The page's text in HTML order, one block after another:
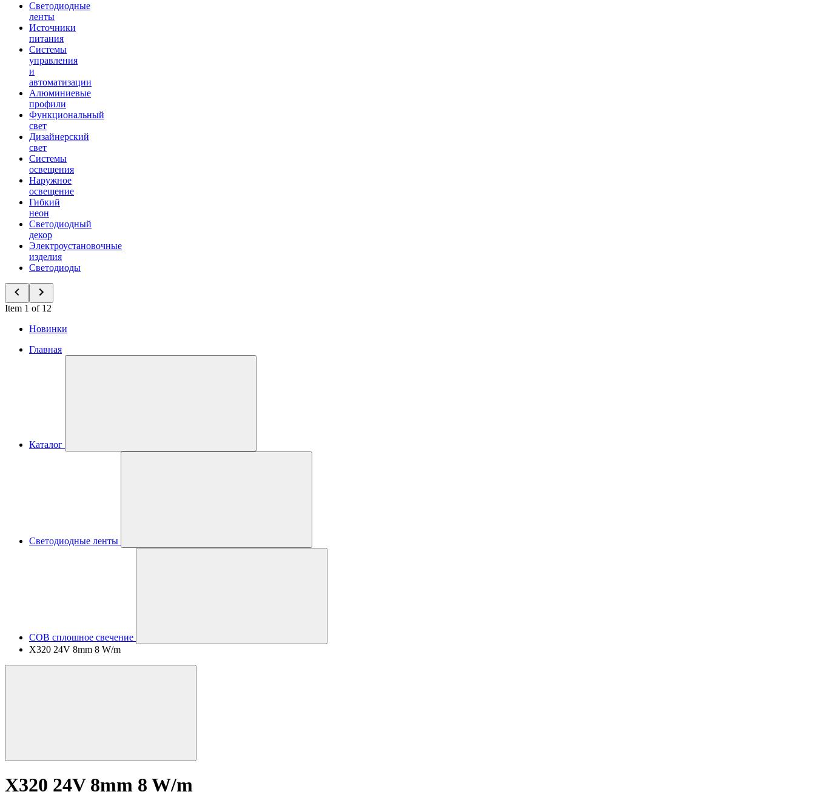
Светодиодные
ленты
Источники
питания
Системы
управления
и
автоматизации
Алюминиевые
профили
Функциональный
свет
Дизайнерский
свет
Системы
освещения
Наружное
освещение
Гибкий
неон
Светодиодный
декор
Электроустановочные
изделия
Светодиоды
Item 1 of 12
Новинки
Главная
Каталог
Светодиодные ленты
COB сплошное свечение
X320 24V 8mm 8 W/m
X320 24V 8mm 8 W/m